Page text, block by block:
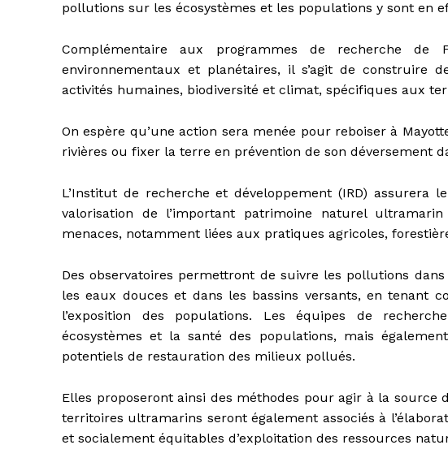
pollutions sur les écosystèmes et les populations y sont en
Complémentaire aux programmes de recherche
environnementaux et planétaires, il s’agit de construire
activités humaines, biodiversité et climat, spécifiques aux
On espère qu’une action sera menée pour reboiser à
rivières ou fixer la terre en prévention de son déversement
L’Institut de recherche et développement (IRD)
valorisation de l’important patrimoine naturel
menaces, notamment liées aux pratiques agricoles,
Des observatoires permettront de suivre les pollutions
les eaux douces et dans les bassins versants, en tenant
l’exposition des populations. Les équipes de
écosystèmes et la santé des populations, mais
potentiels de restauration des milieux pollués.
Elles proposeront ainsi des méthodes pour agir à la source
territoires ultramarins seront également associés à
et socialement équitables d’exploitation des ressources